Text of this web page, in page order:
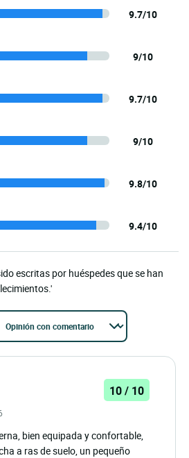
9.7/10
9/10
9.7/10
9/10
9.8/10
9.4/10
escritas por huéspedes que se han
10 / 10
bien equipada y confortable,
a ras de suelo, un pequeño